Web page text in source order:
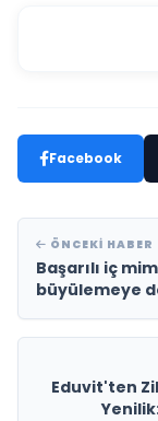
Facebook
ÖNCEKI HABER
Başarılı iç
büyülemeye
Eduvit'ten